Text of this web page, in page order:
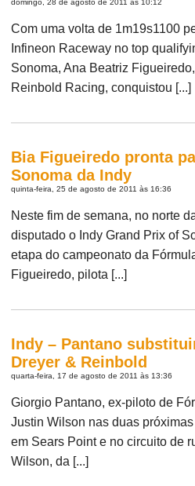
domingo, 28 de agosto de 2011 às 10:12
Com uma volta de 1m19s1100
Infineon Raceway no top
Sonoma, Ana Beatriz
Reinbold Racing, conquistou [...]
Bia Figueiredo pronta
Sonoma da Indy
quinta-feira, 25 de agosto de 2011 às 16:36
Neste fim de semana, no norte
disputado o Indy Grand Prix of
etapa do campeonato da
Figueiredo, pilota [...]
Indy – Pantano
Dreyer & Reinbold
quarta-feira, 17 de agosto de 2011 às 13:36
Giorgio Pantano, ex-piloto de
Justin Wilson nas duas
em Sears Point e no circuito de
Wilson, da [...]